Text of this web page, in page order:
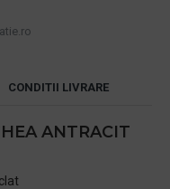
CONDITII LIVRARE
ANTRACIT